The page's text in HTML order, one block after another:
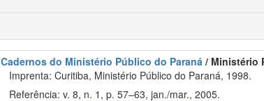
Cadernos do Ministério Público do Paraná / Ministério
Imprenta: Curitiba, Ministério Público do Paraná, 1998.
Referência: v. 8, n. 1, p. 57–63, jan./mar., 2005.